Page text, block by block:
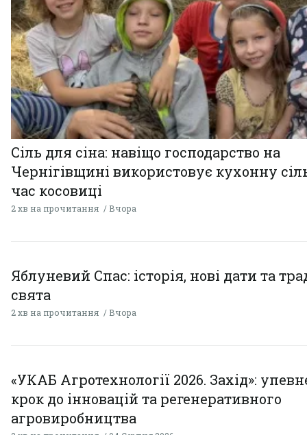
Сіль для сіна: навіщо господарство на
Чернігівщині використовує кухонну
час косовиці
2 хв на прочитання Вчора
Яблуневий Спас: історія, нові дати та
свята
2 хв на прочитання Вчора
«УКАБ Агротехнології 2026. Захід»:
крок до інновацій та регенеративного
агровиробництва